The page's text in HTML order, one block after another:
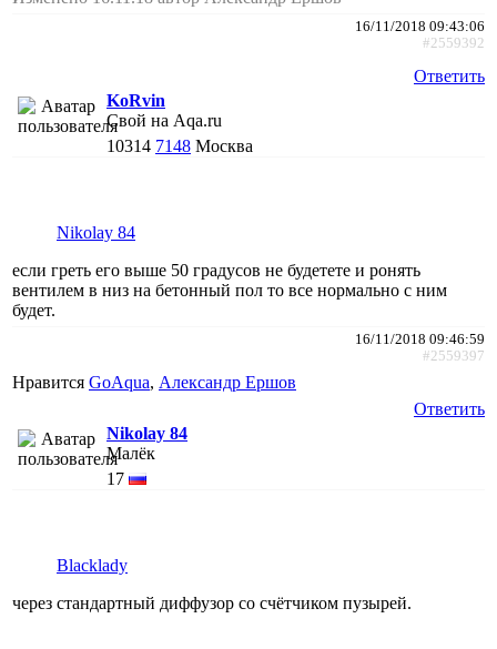
16/11/2018 09:43:06
#2559392
Ответить
KoRvin
Свой на Aqa.ru
10314 7148 Москва
Nikolay 84
если греть его выше 50 градусов не будетете и ронять
вентилем в низ на бетонный пол то все нормально с ним
будет.
16/11/2018 09:46:59
#2559397
Нравится GoAqua, Александр Ершов
Ответить
Nikolay 84
Малёк
17
Blacklady
через стандартный диффузор со счётчиком пузырей.